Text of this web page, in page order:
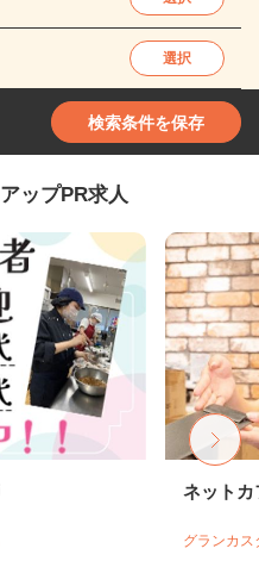
選択
検索条件を保存
ップPR求人
ネットカ
グランカ